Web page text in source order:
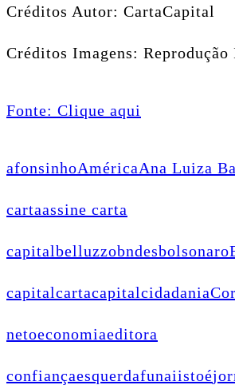
Créditos Autor: CartaCapital
Créditos Imagens: Reprodução
Fonte: Clique aqui
afonsinhoAméricaAna Luiza
cartaassine carta
capitalbelluzzobndesbolsonaro
capitalcartacapitalcidadania
netoeconomiaeditora
confiançaesquerdafunaiistoé